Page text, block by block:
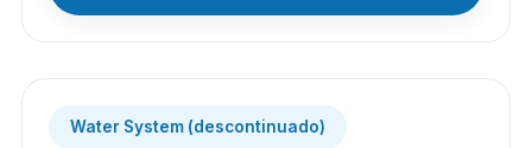
Water System (descontinuado)